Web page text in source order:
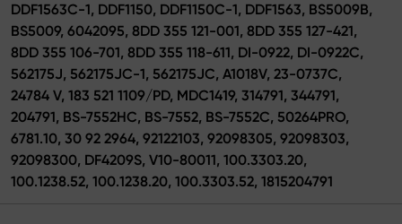
DDF1563C-1, DDF1150, DDF1150C-1, DDF1563, BS5009B,
BS5009, 6042095, 8DD 355 121-001, 8DD 355 127-421,
8DD 355 106-701, 8DD 355 118-611, DI-0922, DI-0922C,
562175J, 562175JC-1, 562175JC, A1018V, 23-0737C,
24784 V, 183 521 1109/PD, MDC1419, 314791, 344791,
204791, BS-7552HC, BS-7552, BS-7552C, 50264PRO,
6781.10, 30 92 2964, 92122103, 92098305, 92098303,
92098300, DF4209S, V10-80011, 100.3303.20,
100.1238.52, 100.1238.20, 100.3303.52, 1815204791